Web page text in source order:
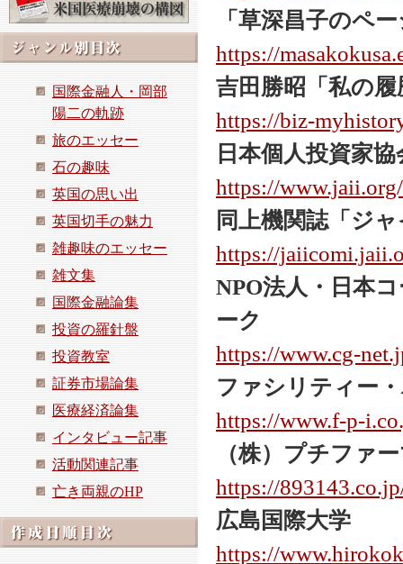
国際金融人・岡部
陽二の軌跡
旅のエッセー
石の趣味
英国の思い出
英国切手の魅力
雑趣味のエッセー
雑文集
国際金融論集
投資の羅針盤
投資教室
証券市場論集
医療経済論集
インタビュー記事
活動関連記事
亡き両親のHP
「草深昌子のペ
https://
吉田勝昭「私の
https://biz-
日本個人投資家
https://www.jaii.org/
同上機関誌「ジ
https://
NPO法人・日本
ーク
https://www.cg-
ファシリティー
https://www.f-p-
（株）プチファ
https://
広島国際大学
https://